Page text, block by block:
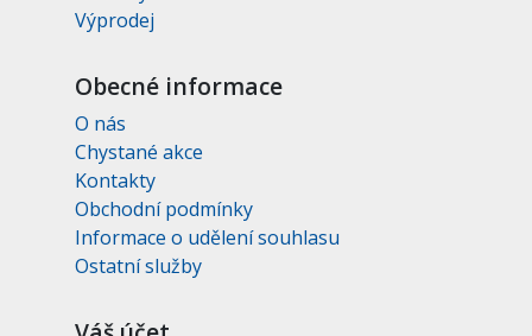
Výprodej
Obecné informace
O nás
Chystané akce
Kontakty
Obchodní podmínky
Informace o udělení souhlasu
Ostatní služby